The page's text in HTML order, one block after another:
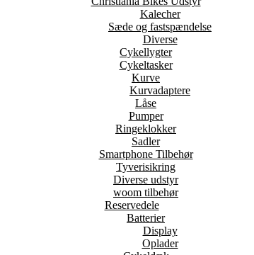
Kalecher
Sæde og fastspændelse
Diverse
Cykellygter
Cykeltasker
Kurve
Kurvadaptere
Låse
Pumper
Ringeklokker
Sadler
Smartphone Tilbehør
Tyverisikring
Diverse udstyr
woom tilbehør
Reservedele
Batterier
Display
Oplader